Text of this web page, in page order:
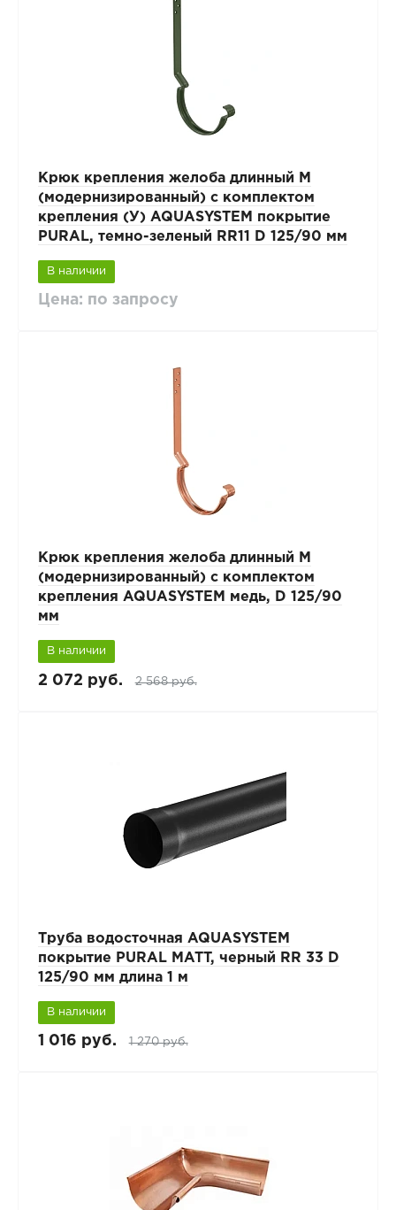
Крюк крепления желоба длинный М
(модернизированный) с комплектом
крепления (У) AQUASYSTEM покрытие
PURAL, темно-зеленый RR11 D 125/90 мм
В наличии
Цена: по запросу
Крюк крепления желоба длинный М
(модернизированный) с комплектом
крепления AQUASYSTEM медь, D 125/90
мм
В наличии
2 072 руб. 2 568 руб.
Труба водосточная AQUASYSTEM
покрытие PURAL MATT, черный RR 33 D
125/90 мм длина 1 м
В наличии
1 016 руб. 1 270 руб.